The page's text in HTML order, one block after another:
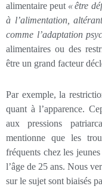
alimentaire peut «être
à l’alimentation,
comme l’adaptation
alimentaires ou des
être un grand facteur
Par exemple, la
quant à l’apparence.
aux pressions
mentionne que les
fréquents chez les
l’âge de 25 ans. Nous
sur le sujet sont biaisés